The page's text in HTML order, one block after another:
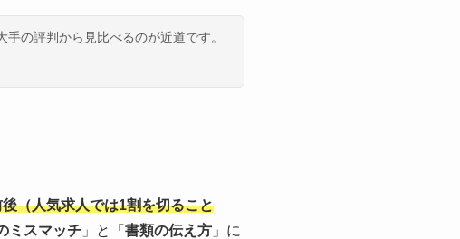
の評判から見比べるのが近道です。
（人気求人では1割を切ること
ミスマッチ 」と「 書類の伝え方 」に